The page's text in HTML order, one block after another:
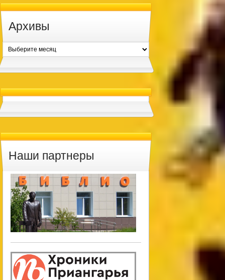
Архивы
Архивы
Наши партнеры